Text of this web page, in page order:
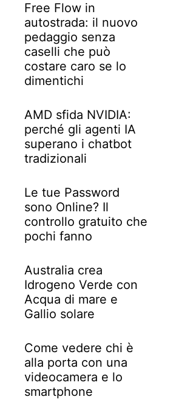
Free Flow in
autostrada: il nuovo
pedaggio senza
caselli che può
costare caro se lo
dimentichi
AMD sfida NVIDIA:
perché gli agenti IA
superano i chatbot
tradizionali
Le tue Password
sono Online? Il
controllo gratuito che
pochi fanno
Australia crea
Idrogeno Verde con
Acqua di mare e
Gallio solare
Come vedere chi è
alla porta con una
videocamera e lo
smartphone